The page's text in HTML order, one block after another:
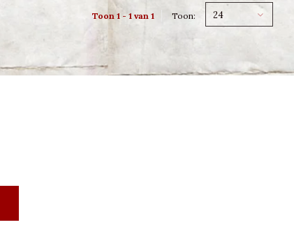
Toon 1 - 1 van 1 Toon: 24